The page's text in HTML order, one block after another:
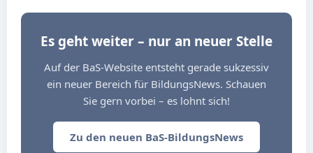
Es geht weiter – nur an neuer Stelle
Auf der BaS-Website entsteht gerade sukzessiv
ein neuer Bereich für BildungsNews. Schauen
Sie gern vorbei – es lohnt sich!
Zu den neuen BaS-BildungsNews